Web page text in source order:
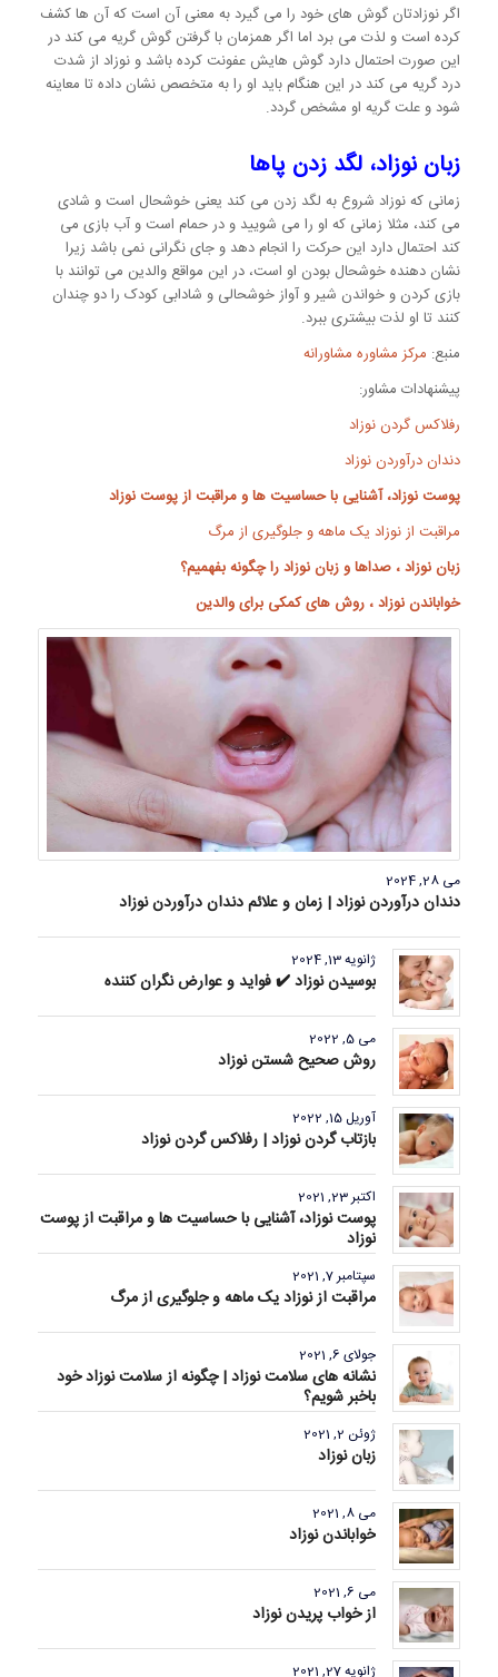
اگر نوزادتان گوش های خود را می گیرد به معنی آن است که آن ها کشف
کرده است و لذت می برد اما اگر همزمان با گرفتن گوش گریه می کند در
این صورت احتمال دارد گوش هایش عفونت کرده باشد و نوزاد از شدت
درد گریه می کند در این هنگام باید او را به متخصص نشان داده تا معاینه
شود و علت گریه او مشخص گردد.
زبان نوزاد، لگد زدن پاها
زمانی که نوزاد شروع به لگد زدن می کند یعنی خوشحال است و شادی
می کند، مثلا زمانی که او را می شویید و در حمام است و آب بازی می
کند احتمال دارد این حرکت را انجام دهد و جای نگرانی نمی باشد زیرا
نشان دهنده خوشحال بودن او است، در این مواقع والدین می توانند با
بازی کردن و خواندن شیر و آواز خوشحالی و شادابی کودک را دو چندان
کنند تا او لذت بیشتری ببرد.
منبع: مرکز مشاوره مشاورانه
پیشنهادات مشاور:
رفلاکس گردن نوزاد
دندان درآوردن نوزاد
پوست نوزاد، آشنایی با حساسیت ها و مراقبت از پوست نوزاد
مراقبت از نوزاد یک ماهه و جلوگیری از مرگ
زبان نوزاد، صداها و زبان نوزاد را چگونه بفهمیم؟
خواباندن نوزاد، روش های کمکی برای والدین
می 28, 2024
دندان درآوردن نوزاد | زمان و علائم دندان درآوردن نوزاد
ژانویه 13, 2024
بوسیدن نوزاد ✔️ فواید و عوارض نگران کننده
می 5, 2022
روش صحیح شستن نوزاد
آوریل 15, 2022
بازتاب گردن نوزاد | رفلاکس گردن نوزاد
اکتبر 23, 2021
پوست نوزاد، آشنایی با حساسیت ها و مراقبت از پوست
نوزاد
سپتامبر 7, 2021
مراقبت از نوزاد یک ماهه و جلوگیری از مرگ
جولای 6, 2021
نشانه های سلامت نوزاد | چگونه از سلامت نوزاد خود
باخبر شویم؟
ژوئن 2, 2021
زبان نوزاد
می 8, 2021
خواباندن نوزاد
می 6, 2021
از خواب پریدن نوزاد
ژانویه 27, 2021